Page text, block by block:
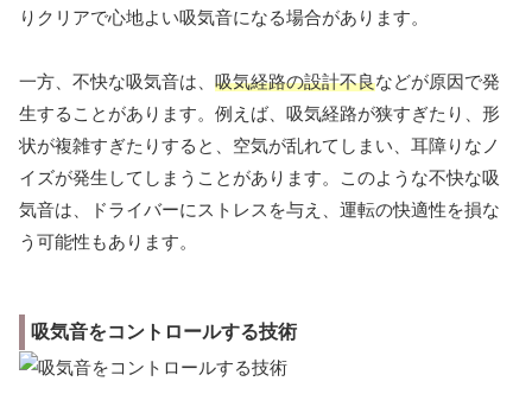
りクリアで心地よい吸気音になる場合があります。
一方、不快な吸気音は、 吸気経路の設計不良などが原因で発
生することがあります。例えば、吸気経路が狭すぎたり、形
状が複雑すぎたりすると、空気が乱れてしまい、耳障りなノ
イズが発生してしまうことがあります。このような不快な吸
気音は、ドライバーにストレスを与え、運転の快適性を損な
う可能性もあります。
吸気音をコントロールする技術